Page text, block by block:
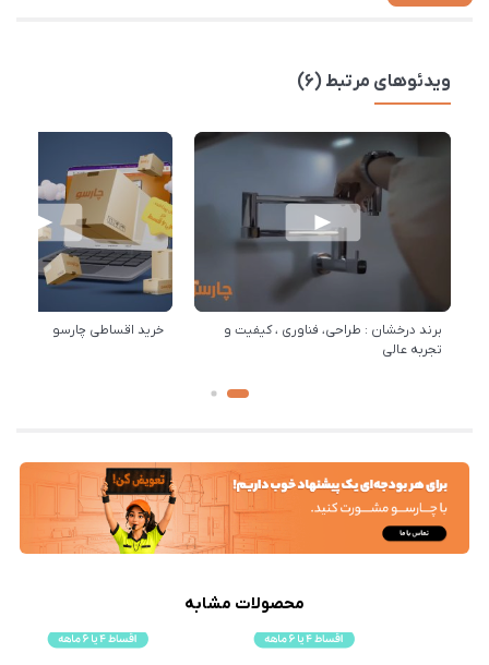
ویدئوهای مرتبط (6)
برند درخشان : طراحی، فناوری ، کیفیت و
تجربه عالی
خرید اقساطی چارسو
محصولات مشابه